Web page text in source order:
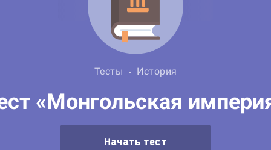
Тесты История
«Монгольская
Начать тест